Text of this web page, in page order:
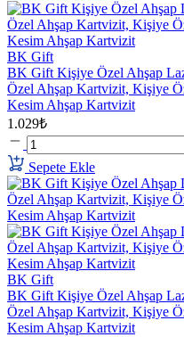
BK Gift
BK Gift Kişiye Özel Ahşap
Özel Ahşap Kartvizit, Kişiye
Kesim Ahşap Kartvizit
1.029₺
Sepete Ekle
BK Gift
BK Gift Kişiye Özel Ahşap
Özel Ahşap Kartvizit, Kişiye
Kesim Ahşap Kartvizit